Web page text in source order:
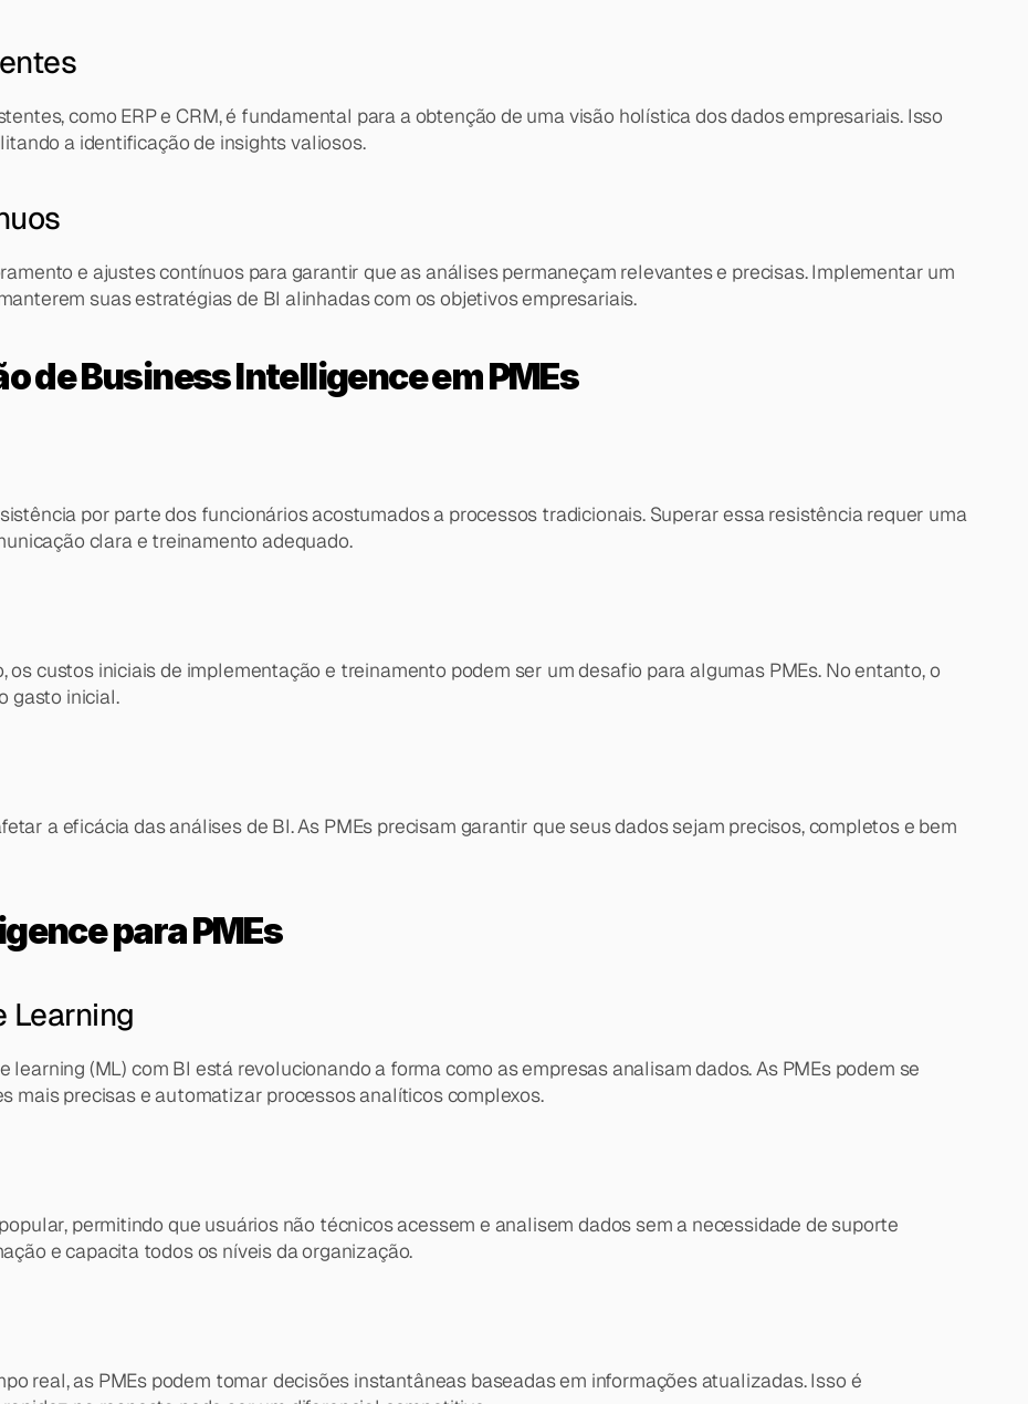
como ERP e CRM, é fundamental para a obtenção de uma visão holística dos dados empresariais. Isso
a identificação de insights valiosos.
e ajustes contínuos para garantir que as análises permaneçam relevantes e precisas. Implementar um
suas estratégias de BI alinhadas com os objetivos empresariais.
de Business Intelligence em PMEs
por parte dos funcionários acostumados a processos tradicionais. Superar essa resistência requer uma
clara e treinamento adequado.
os custos iniciais de implementação e treinamento podem ser um desafio para algumas PMEs. No entanto, o
gasto inicial.
a eficácia das análises de BI. As PMEs precisam garantir que seus dados sejam precisos, completos e bem
para PMEs
Learning
(ML) com BI está revolucionando a forma como as empresas analisam dados. As PMEs podem se
mais precisas e automatizar processos analíticos complexos.
permitindo que usuários não técnicos acessem e analisem dados sem a necessidade de suporte
e capacita todos os níveis da organização.
real, as PMEs podem tomar decisões instantâneas baseadas em informações atualizadas. Isso é